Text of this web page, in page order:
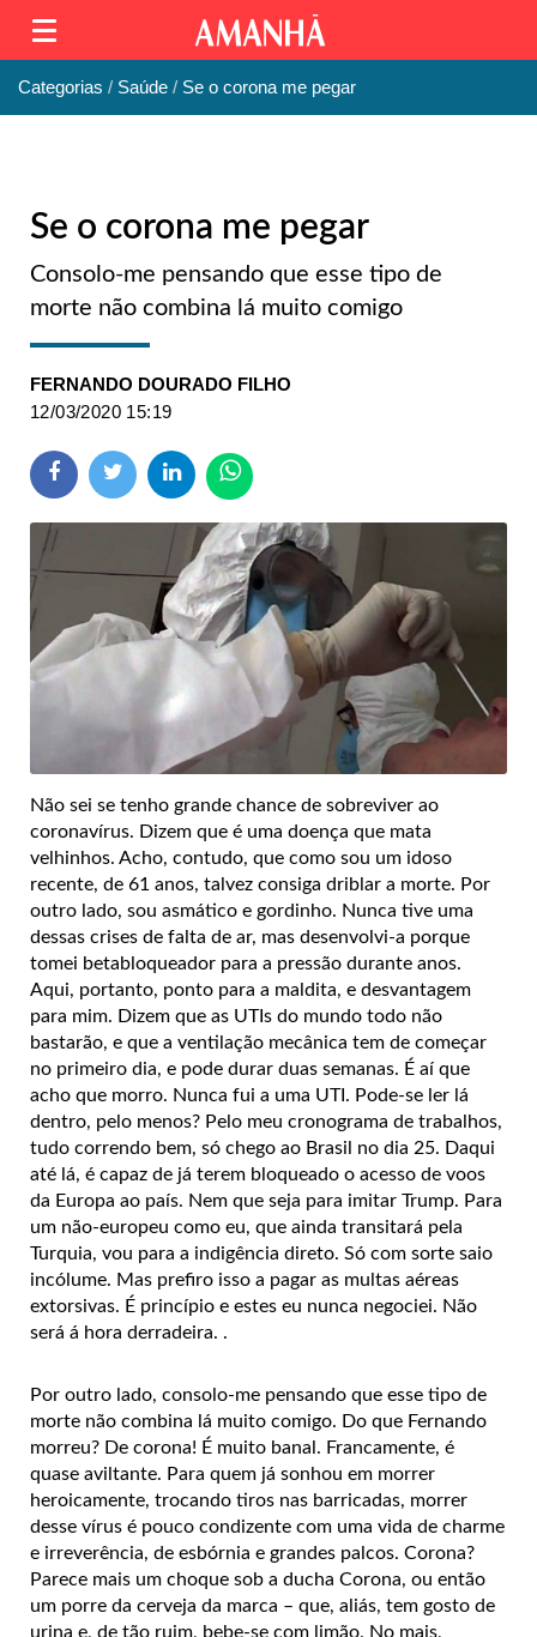
Categorias Saúde Se o corona me pegar
Se o corona me pegar
Consolo-me pensando que esse tipo de
morte não combina lá muito comigo
FERNANDO DOURADO FILHO
12/03/2020 15:19
Não sei se tenho grande chance de sobreviver ao
coronavírus. Dizem que é uma doença que mata
velhinhos. Acho, contudo, que como sou um idoso
recente, de 61 anos, talvez consiga driblar a morte. Por
outro lado, sou asmático e gordinho. Nunca tive uma
dessas crises de falta de ar, mas desenvolvi-a porque
tomei betabloqueador para a pressão durante anos.
Aqui, portanto, ponto para a maldita, e desvantagem
para mim. Dizem que as UTIs do mundo todo não
bastarão, e que a ventilação mecânica tem de começar
no primeiro dia, e pode durar duas semanas. É aí que
acho que morro. Nunca fui a uma UTI. Pode-se ler lá
dentro, pelo menos? Pelo meu cronograma de trabalhos,
tudo correndo bem, só chego ao Brasil no dia 25. Daqui
até lá, é capaz de já terem bloqueado o acesso de voos
da Europa ao país. Nem que seja para imitar Trump. Para
um não-europeu como eu, que ainda transitará pela
Turquia, vou para a indigência direto. Só com sorte saio
incólume. Mas prefiro isso a pagar as multas aéreas
extorsivas. É princípio e estes eu nunca negociei. Não
será á hora derradeira. .
Por outro lado, consolo-me pensando que esse tipo de
morte não combina lá muito comigo. Do que Fernando
morreu? De corona! É muito banal. Francamente, é
quase aviltante. Para quem já sonhou em morrer
heroicamente, trocando tiros nas barricadas, morrer
desse vírus é pouco condizente com uma vida de charme
e irreverência, de esbórnia e grandes palcos. Corona?
Parece mais um choque sob a ducha Corona, ou então
um porre da cerveja da marca – que, aliás, tem gosto de
urina e, de tão ruim, bebe-se com limão. No mais,